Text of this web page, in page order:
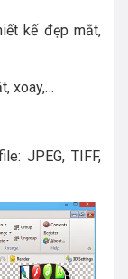
kế đẹp mắt,
xoay,…
JPEG, TIFF,